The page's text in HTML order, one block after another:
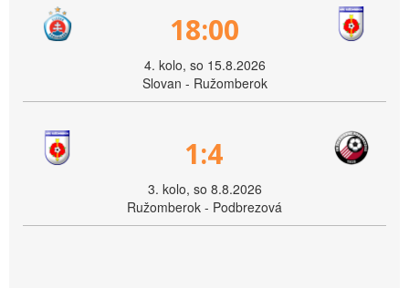
18:00
4. kolo, so 15.8.2026
Slovan - Ružomberok
1:4
3. kolo, so 8.8.2026
Ružomberok - Podbrezová